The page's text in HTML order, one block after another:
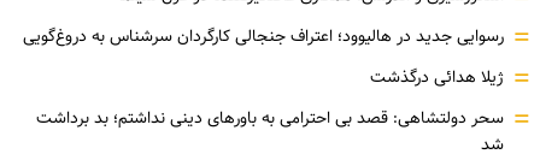
= رسوایی جدید در هالیوود؛ اعتراف جنجالی کارگردان سرشناس به دروغ‌گویی
= ژیلا هدائی درگذشت
= سحر دولتشاهی: قصد بی احترامی به باورهای دینی نداشتم؛ بد برداشت
شد